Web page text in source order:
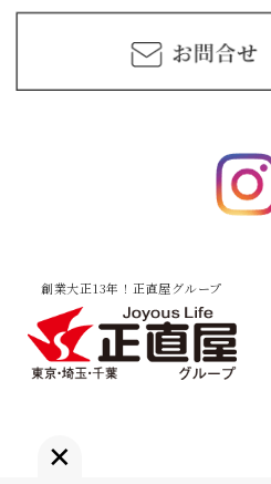
創業大正13年！正直屋グループ